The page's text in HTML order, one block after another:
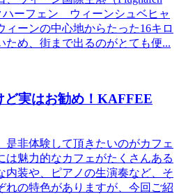
ハーフェン ウィーンシュベヒャ
ィーンの中心地からたった16キロ
ため、街まで出るのがとても便...
ど実はお勧め！KAFFEE
是非体験して頂きたいのがカフェ
は魅力的なカフェがたくさんある
内装や、ピアノの生演奏など、そ
れの特色がありますが、今回ご紹